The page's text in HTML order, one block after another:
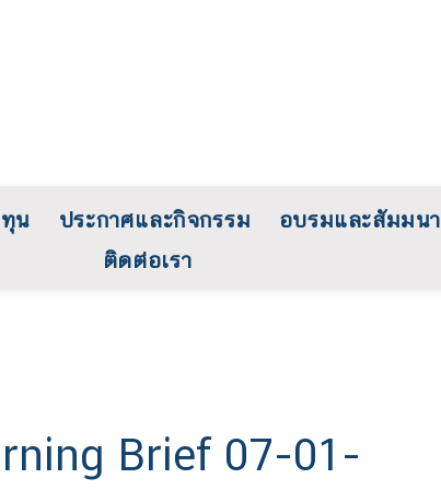
ทุน ประกาศและกิจกรรม อบรมและสัมมนา
ติดต่อเรา
Brief 07-01-